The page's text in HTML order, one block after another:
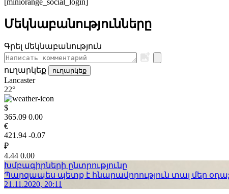
[miniorange_social_login]
Մեկնաբանությունները
Գրել մեկնաբանություն
ուղարկեք ուղարկեք
Lancaster
22°
$
365.09 0.00
€
421.94 -0.07
₽
4.44 0.00
Խմբագիրների ընտրությունը
Պարզապես պետք է հնարավորություն տալ մեր
21.11.2020, 20:11